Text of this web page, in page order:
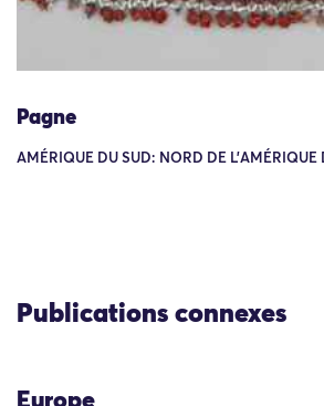
Pagne
AMÉRIQUE DU SUD: NORD DE L'AMÉRIQUE
Publications connexes
Europe